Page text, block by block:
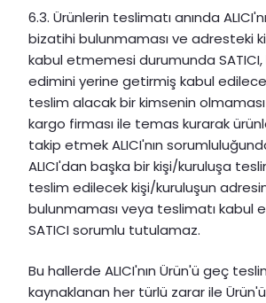
6.3. Ürünlerin teslimatı anında
bizatihi bulunmaması ve adresteki
kabul etmemesi durumunda
edimini yerine getirmiş kabul
teslim alacak bir kimsenin
kargo firması ile temas kurarak
takip etmek ALICI'nın
ALICI'dan başka bir kişi/kuruluşa
teslim edilecek kişi/kuruluşun
bulunmaması veya teslimatı kabul
SATICI sorumlu tutulamaz.
Bu hallerde ALICI'nın Ürün'ü geç
kaynaklanan her türlü zarar ile